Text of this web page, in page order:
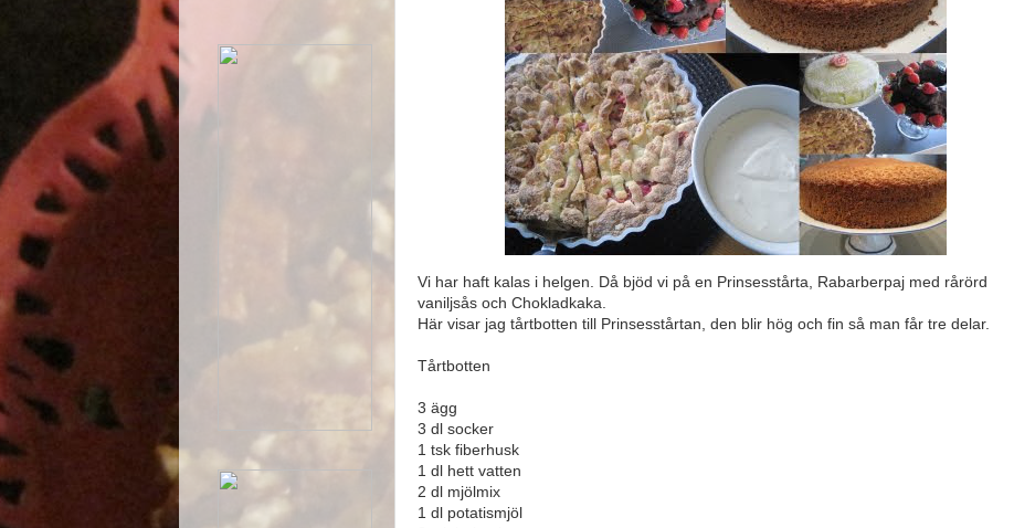
Vi har haft kalas i helgen. Då bjöd vi på en Prinsesstårta, Rabarberpaj med rårörd
vaniljsås och Chokladkaka.
Här visar jag tårtbotten till Prinsesstårtan, den blir hög och fin så man får tre delar.
Tårtbotten
3 ägg
3 dl socker
1 tsk fiberhusk
1 dl hett vatten
2 dl mjölmix
1 dl potatismjöl